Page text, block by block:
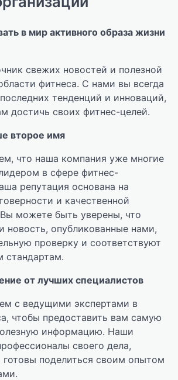
в мир активного образа жизни
свежих новостей и полезной
фитнеса. С нами вы всегда
тенденций и инноваций,
достичь своих фитнес-целей.
второе имя
что наша компания уже многие
в сфере фитнес-
репутация основана на
и качественной
можете быть уверены, что
новость, опубликованные нами,
проверку и соответствуют
от лучших специалистов
с ведущими экспертами в
чтобы предоставить вам самую
информацию. Наши
своего дела,
готовы поделиться своим опытом